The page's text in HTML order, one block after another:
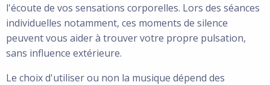
l'écoute de vos sensations corporelles. Lors des séances
individuelles notamment, ces moments de silence
peuvent vous aider à trouver votre propre pulsation,
sans influence extérieure.
Le choix d'utiliser ou non la musique dépend des